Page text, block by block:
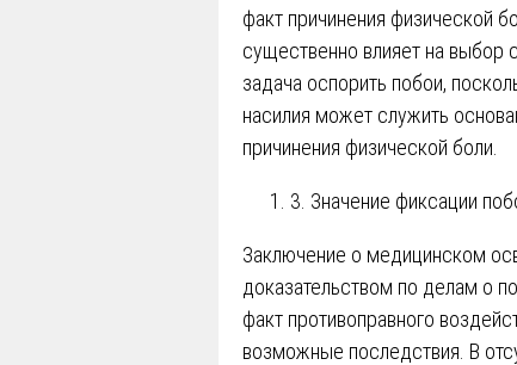
факт причинения физической
существенно влияет на выбор
задача оспорить побои,
насилия может служить
причинения физической боли.
3. Значение фиксации
Заключение о медицинском
доказательством по делам о
факт противоправного
возможные последствия. В